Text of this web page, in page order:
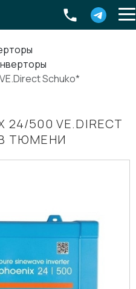
Schuko*
24/500 VE.DIRECT
В ТЮМЕНИ
Екатеринбург ,